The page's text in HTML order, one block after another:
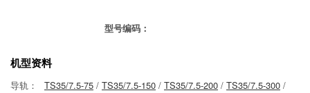
型号编码：
机型资料
导轨： TS35/7.5-75 / TS35/7.5-150 / TS35/7.5-200 / TS35/7.5-300 /